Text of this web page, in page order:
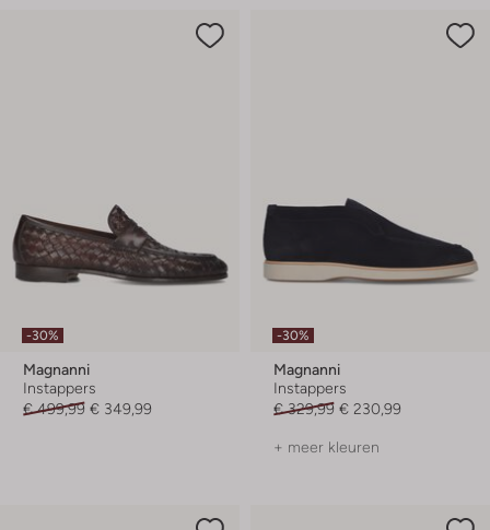
-30%
Magnanni
Instappers
€ 499,99 € 349,99
-30%
Magnanni
Instappers
€ 329,99 € 230,99
+ meer kleuren